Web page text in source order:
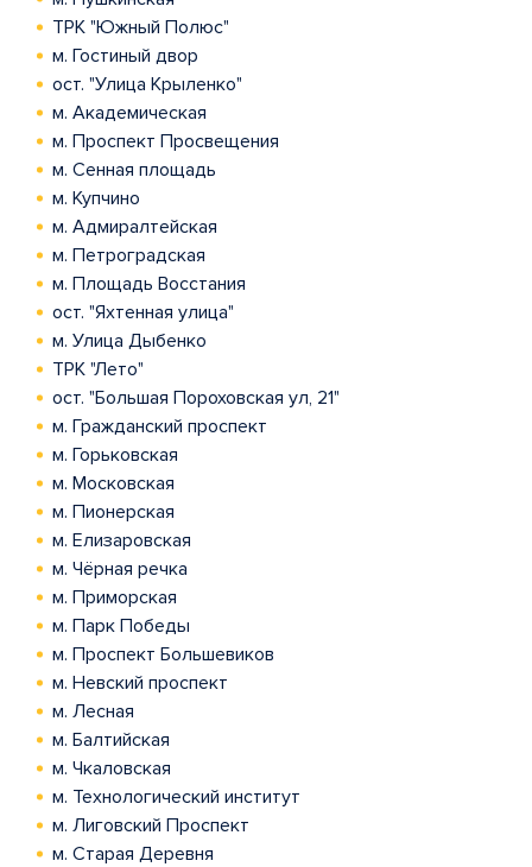
ТРК "Южный Полюс"
м. Гостиный двор
ост. "Улица Крыленко"
м. Академическая
м. Проспект Просвещения
м. Сенная площадь
м. Купчино
м. Адмиралтейская
м. Петроградская
м. Площадь Восстания
ост. "Яхтенная улица"
м. Улица Дыбенко
ТРК "Лето"
ост. "Большая Пороховская ул, 21"
м. Гражданский проспект
м. Горьковская
м. Московская
м. Пионерская
м. Елизаровская
м. Чёрная речка
м. Приморская
м. Парк Победы
м. Проспект Большевиков
м. Невский проспект
м. Лесная
м. Балтийская
м. Чкаловская
м. Технологический институт
м. Лиговский Проспект
м. Старая Деревня